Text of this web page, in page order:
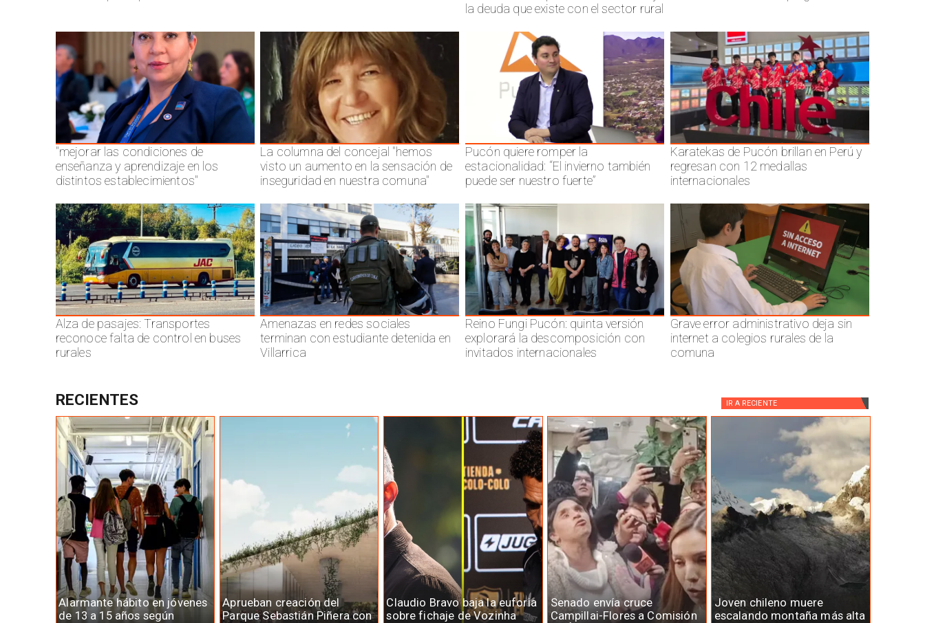
la deuda que existe con el sector rural
"mejorar las condiciones de
enseñanza y aprendizaje en los
distintos establecimientos"
La columna del concejal "hemos
visto un aumento en la sensación de
inseguridad en nuestra comuna"
Pucón quiere romper la
estacionalidad: “El invierno también
puede ser nuestro fuerte”
Karatekas de Pucón brillan en Perú y
regresan con 12 medallas
internacionales
Alza de pasajes: Transportes
reconoce falta de control en buses
rurales
Amenazas en redes sociales
terminan con estudiante detenida en
Villarrica
Reino Fungi Pucón: quinta versión
explorará la descomposición con
invitados internacionales
Grave error administrativo deja sin
internet a colegios rurales de la
comuna
Alarmante hábito en jóvenes
de 13 a 15 años según
Aprueban creación del
Parque Sebastián Piñera con
Claudio Bravo baja la euforia
sobre fichaje de Vozinha
Senado envía cruce
Campillai-Flores a Comisión
Joven chileno muere
escalando montaña más alta
RECIENTES IR A RECIENTE